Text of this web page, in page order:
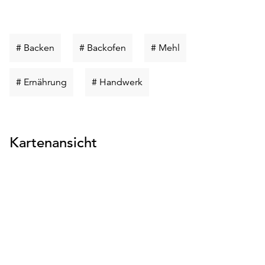
# Backen Schlüsselwort
# Backofen Schlüsselwort
# Mehl
# Ernährung Schlüsselwort
# HandwerkSchlüsselwort
Kartenansicht